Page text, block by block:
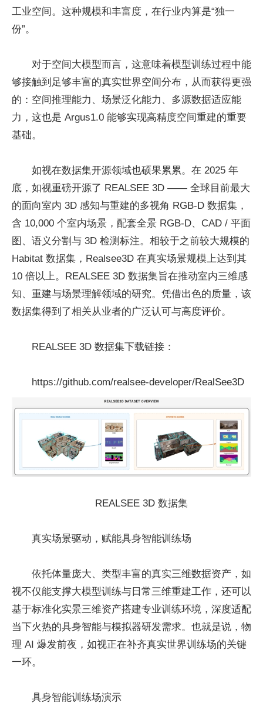
工业空间。这种规模和丰富度，在行业内算是“独一
份”。
对于空间大模型而言，这意味着模型训练过程中能
够接触到足够丰富的真实世界空间分布，从而获得更强
的：空间推理能力、场景泛化能力、多源数据适应能
力，这也是 Argus1.0 能够实现高精度空间重建的重要
基础。
如视在数据集开源领域也硕果累累。在 2025 年
底，如视重磅开源了 REALSEE 3D —— 全球目前最大
的面向室内 3D 感知与重建的多视角 RGB-D 数据集，
含 10,000 个室内场景，配套全景 RGB-D、CAD / 平面
图、语义分割与 3D 检测标注。相较于之前较大规模的
Habitat 数据集，Realsee3D 在真实场景规模上达到其
10 倍以上。REALSEE 3D 数据集旨在推动室内三维感
知、重建与场景理解领域的研究。凭借出色的质量，该
数据集得到了相关从业者的广泛认可与高度评价。
REALSEE 3D 数据集下载链接：
https://github.com/realsee-developer/RealSee3D
REALSEE 3D 数据集
真实场景驱动，赋能具身智能训练场
依托体量庞大、类型丰富的真实三维数据资产，如
视不仅能支撑大模型训练与日常三维重建工作，还可以
基于标准化实景三维资产搭建专业训练环境，深度适配
当下火热的具身智能与模拟器研发需求。也就是说，物
理 AI 爆发前夜，如视正在补齐真实世界训练场的关键
一环。
具身智能训练场演示